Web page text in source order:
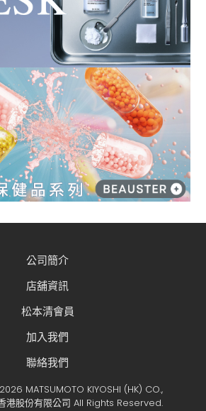
公司簡介
店舖資訊
松本清會員
加入我們
聯絡我們
MATSUMOTO KIYOSHI (HK) CO.,
港股份有限公司 All Rights Reserved.